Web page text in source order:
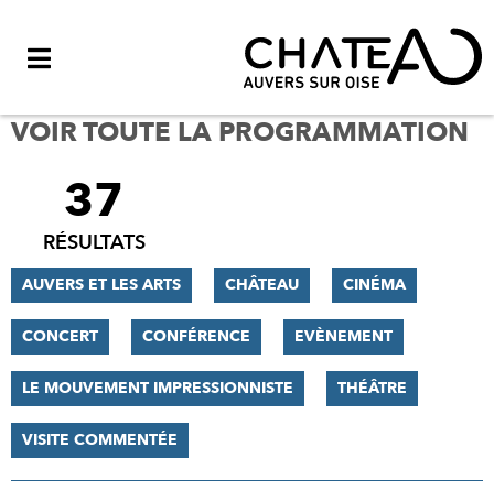
VOIR TOUTE LA PROGRAMMATION
FILTRER
RÉSULTATS
37
RÉSULTATS
AUVERS ET LES ARTS CHÂTEAU CINÉMA
CONCERT CONFÉRENCE EVÈNEMENT
LE MOUVEMENT IMPRESSIONNISTE THÉÂTRE
VISITE COMMENTÉE